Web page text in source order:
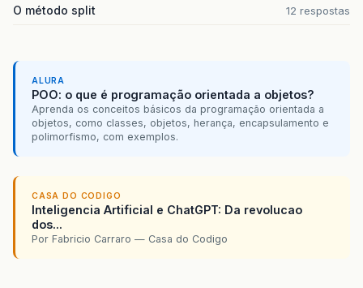
O método split 12 respostas
ALURA
POO: o que é programação orientada a objetos?
Aprenda os conceitos básicos da programação orientada a
objetos, como classes, objetos, herança, encapsulamento e
polimorfismo, com exemplos.
CASA DO CODIGO
Inteligencia Artificial e ChatGPT: Da revolucao
dos...
Por Fabricio Carraro — Casa do Codigo